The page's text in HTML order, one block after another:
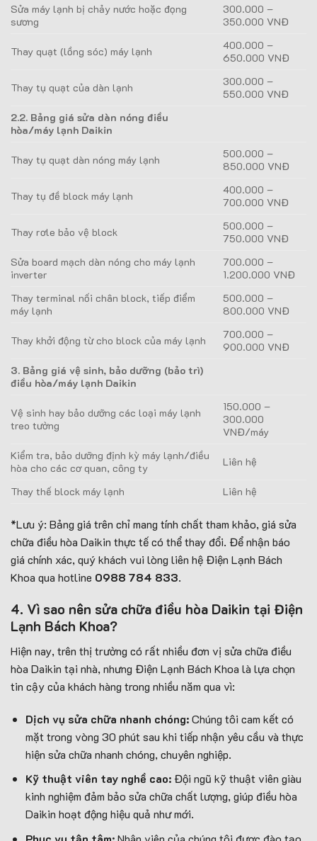
Sửa máy lạnh bị chảy nước hoặc đọng
sương
300.000 –
350.000 VNĐ
Thay quạt (lồng sóc) máy lạnh
400.000 –
650.000 VNĐ
Thay tụ quạt của dàn lạnh
300.000 –
550.000 VNĐ
2.2. Bảng giá sửa dàn nóng điều
hòa/máy lạnh Daikin
Thay tụ quạt dàn nóng máy lạnh
500.000 –
850.000 VNĐ
Thay tụ đề block máy lạnh
400.000 –
700.000 VNĐ
Thay rơle bảo vệ block
500.000 –
750.000 VNĐ
Sửa board mạch dàn nóng cho máy lạnh
inverter
700.000 –
1.200.000 VNĐ
Thay terminal nối chân block, tiếp điểm
máy lạnh
500.000 –
800.000 VNĐ
Thay khởi động từ cho block của máy lạnh
700.000 –
900.000 VNĐ
3. Bảng giá vệ sinh, bảo dưỡng (bảo trì)
điều hòa/máy lạnh Daikin
Vệ sinh hay bảo dưỡng các loại máy lạnh
treo tường
150.000 –
300.000
VNĐ/máy
Kiểm tra, bảo dưỡng định kỳ máy lạnh/điều
hòa cho các cơ quan, công ty
Liên hệ
Thay thế block máy lạnh Liên hệ
*Lưu ý: Bảng giá trên chỉ mang tính chất tham khảo, giá sửa
chữa điều hòa Daikin thực tế có thể thay đổi. Để nhận báo
giá chính xác, quý khách vui lòng liên hệ Điện Lạnh Bách
Khoa qua hotline 0988 784 833.
4. Vì sao nên sửa chữa điều hòa Daikin tại Điện
Lạnh Bách Khoa?
Hiện nay, trên thị trường có rất nhiều đơn vị sửa chữa điều
hòa Daikin tại nhà, nhưng Điện Lạnh Bách Khoa là lựa chọn
tin cậy của khách hàng trong nhiều năm qua vì:
Dịch vụ sửa chữa nhanh chóng:Chúng tôi cam kết có
mặt trong vòng 30 phút sau khi tiếp nhận yêu cầu và thực
hiện sửa chữa nhanh chóng, chuyên nghiệp.
Kỹ thuật viên tay nghề cao:Đội ngũ kỹ thuật viên giàu
kinh nghiệm đảm bảo sửa chữa chất lượng, giúp điều hòa
Daikin hoạt động hiệu quả như mới.